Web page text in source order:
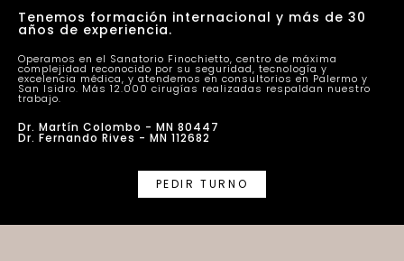
Tenemos formación internacional y más de 30
años de experiencia.
Operamos en el Sanatorio Finochietto, centro de máxima
complejidad reconocido por su seguridad, tecnología y
excelencia médica, y atendemos en consultorios en Palermo y
San Isidro. Más 12.000 cirugías realizadas respaldan nuestro
trabajo.
Dr. Martín Colombo - MN 80447
Dr. Fernando Rives - MN 112682
PEDIR TURNO